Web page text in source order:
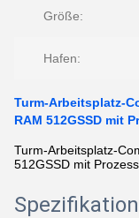
Größe:
Hafen:
Turm-Arbeitsplatz-
RAM 512GSSD mit
Turm-Arbeitsplatz-
512GSSD mit
Spezifikation